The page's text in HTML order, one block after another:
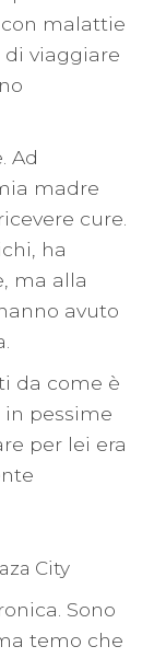
malattie
viaggiare
Ad
madre
cure.
ha
ma alla
avuto
da come è
pessime
per lei era
City
Sono
temo che